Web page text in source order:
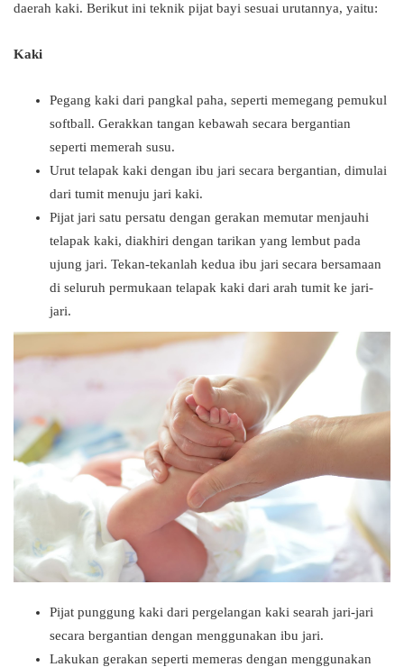
daerah kaki. Berikut ini teknik pijat bayi sesuai urutannya, yaitu:
Kaki
Pegang kaki dari pangkal paha, seperti memegang pemukul
softball. Gerakkan tangan kebawah secara bergantian
seperti memerah susu.
Urut telapak kaki dengan ibu jari secara bergantian, dimulai
dari tumit menuju jari kaki.
Pijat jari satu persatu dengan gerakan memutar menjauhi
telapak kaki, diakhiri dengan tarikan yang lembut pada
ujung jari. Tekan-tekanlah kedua ibu jari secara bersamaan
di seluruh permukaan telapak kaki dari arah tumit ke jari-
jari.
Pijat punggung kaki dari pergelangan kaki searah jari-jari
secara bergantian dengan menggunakan ibu jari.
Lakukan gerakan seperti memeras dengan menggunakan